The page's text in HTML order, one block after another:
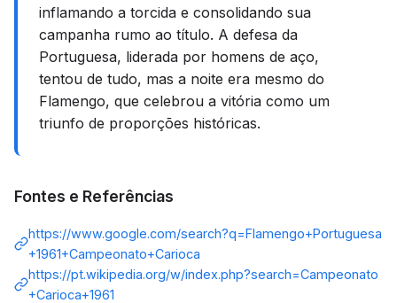
inflamando a torcida e consolidando sua
campanha rumo ao título. A defesa da
Portuguesa, liderada por homens de aço,
tentou de tudo, mas a noite era mesmo do
Flamengo, que celebrou a vitória como um
triunfo de proporções históricas.
Fontes e Referências
https://www.google.com/search?q=Flamengo+Portuguesa
+1961+Campeonato+Carioca
https://pt.wikipedia.org/w/index.php?search=Campeonato
+Carioca+1961